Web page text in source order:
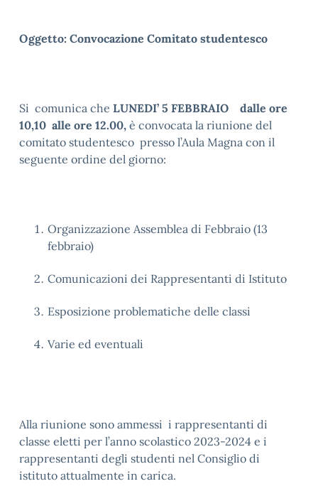
Oggetto: Convocazione Comitato studentesco
Si comunica che LUNEDI’ 5 FEBBRAIO dalle ore
10,10 alle ore 12.00, è convocata la riunione del
comitato studentesco presso l’Aula Magna con il
seguente ordine del giorno:
Organizzazione Assemblea di Febbraio (13
febbraio)
Comunicazioni dei Rappresentanti di Istituto
Esposizione problematiche delle classi
Varie ed eventuali
Alla riunione sono ammessi i rappresentanti di
classe eletti per l’anno scolastico 2023-2024 e i
rappresentanti degli studenti nel Consiglio di
istituto attualmente in carica.